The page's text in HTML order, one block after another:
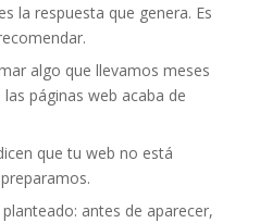
la respuesta que genera. Es
algo que llevamos meses
páginas web acaba de
que tu web no está
antes de aparecer,